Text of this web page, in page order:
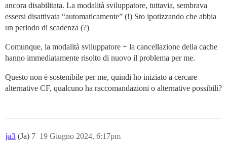
ancora disabilitata. La modalità sviluppatore, tuttavia, sembrava
essersi disattivata “automaticamente” (!) Sto ipotizzando che abbia
un periodo di scadenza (?)
Comunque, la modalità sviluppatore + la cancellazione della cache
hanno immediatamente risolto di nuovo il problema per me.
Questo non è sostenibile per me, quindi ho iniziato a cercare
alternative CF, qualcuno ha raccomandazioni o alternative possibili?
ja3 (Ja) 19 Giugno 2024, 6:17pm
7